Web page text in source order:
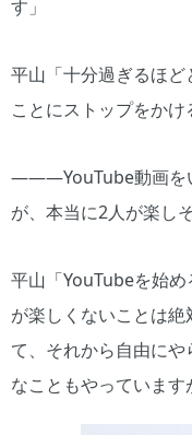
す」
平山「十分過ぎるほ
ことにストップをかけ
―――YouTube動画を
が、本当に2人が楽し
平山「YouTubeを始
が楽しくないことは
て、それから自由に
なこともやっています